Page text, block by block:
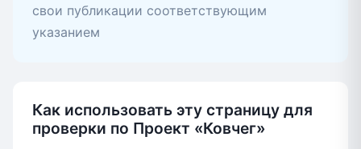
свои публикации соответствующим
указанием
Как использовать эту страницу для
проверки по Проект «Ковчег»